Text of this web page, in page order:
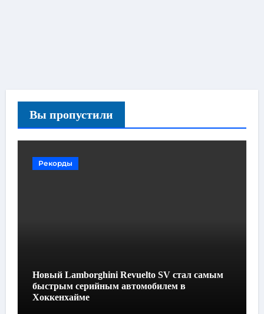
Вы пропустили
Рекорды
Новый Lamborghini Revuelto SV стал самым
быстрым серийным автомобилем в
Хоккенхайме